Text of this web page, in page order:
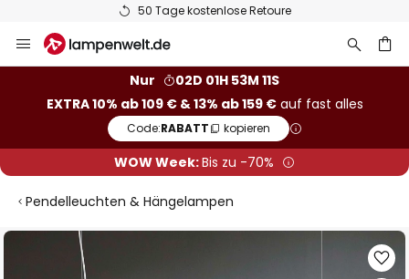
50 Tage kostenlose Retoure
Inhalt
Nur
02D 01H 53M 10S
EXTRA 10% ab 109 € & 13% ab 159 €auf fast alles
Code:RABATT kopieren
WOW Week:Bis zu -70%
Pendelleuchten & Hängelampen
Zum